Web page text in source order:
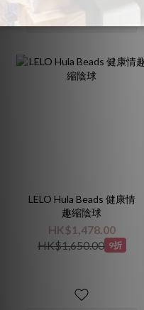
LELO Hula Beads 健康情
趣縮陰球
HK$1,478.00
HK$1,650.00 9折